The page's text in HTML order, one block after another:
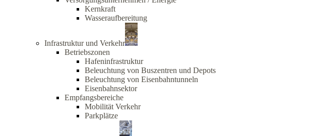
Kernkraft
Wasseraufbereitung
Infrastruktur und Verkehr
Betriebszonen
Hafeninfrastruktur
Beleuchtung von Buszentren und Depots
Beleuchtung von Eisenbahntunneln
Eisenbahnsektor
Empfangsbereiche
Mobilität Verkehr
Parkplätze